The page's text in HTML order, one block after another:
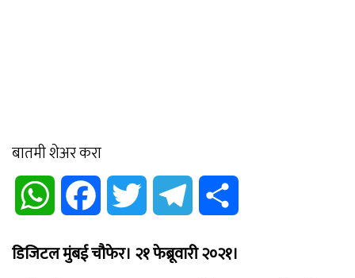
बातमी शेअर करा
WhatsApp Facebook Twitter Telegram
डिजिटल मुंबई चौफेर। २१ फेब्रूवारी २०२१।